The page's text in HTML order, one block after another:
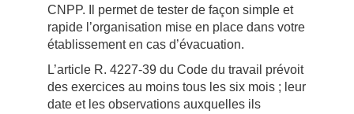
CNPP. Il permet de tester de façon simple et
rapide l’organisation mise en place dans votre
établissement en cas d’évacuation.
L’article R. 4227-39 du Code du travail prévoit
des exercices au moins tous les six mois ; leur
date et les observations auxquelles ils